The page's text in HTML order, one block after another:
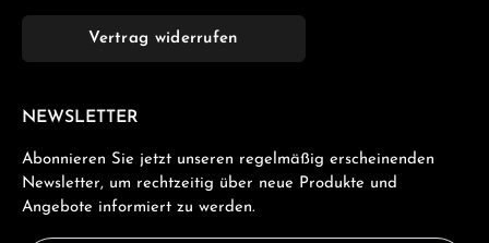
Vertrag widerrufen
NEWSLETTER
Abonnieren Sie jetzt unseren regelmäßig erscheinenden
Newsletter, um rechtzeitig über neue Produkte und
Angebote informiert zu werden.